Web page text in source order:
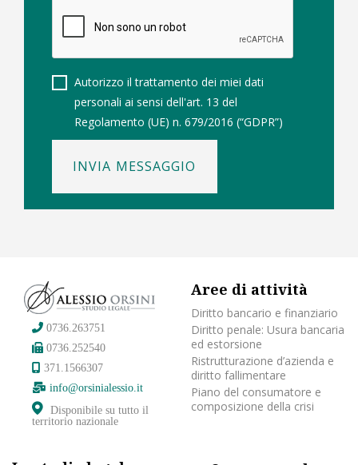
Autorizzo il trattamento dei miei dati
personali ai sensi dell'art. 13 del
Regolamento (UE) n. 679/2016 (“GDPR”)
INVIA MESSAGGIO
0736.263751
0736.252540
371.1566307
info@orsinialessio.it
Disponibile su tutto il
territorio nazionale
Aree di attività
Diritto bancario e finanziario
Diritto penale: Usura bancaria
ed estorsione
Ristrutturazione d’azienda e
diritto fallimentare
Piano del consumatore e
composizione della crisi